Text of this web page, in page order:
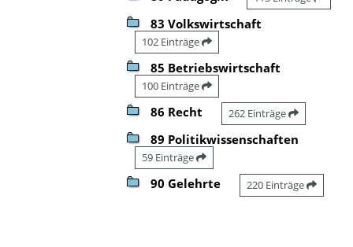
83 Volkswirtschaft
102 Einträge
85 Betriebswirtschaft
100 Einträge
86 Recht 262 Einträge
89 Politikwissenschaften
59 Einträge
90 Gelehrte 220 Einträge